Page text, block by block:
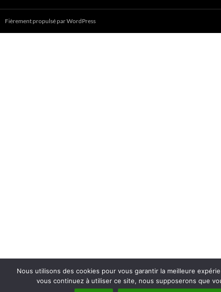
Fièrement propulsé par WordPress
Nous utilisons des cookies pour vous garantir la meilleure
vous continuez à utiliser ce site, nous supposerons que